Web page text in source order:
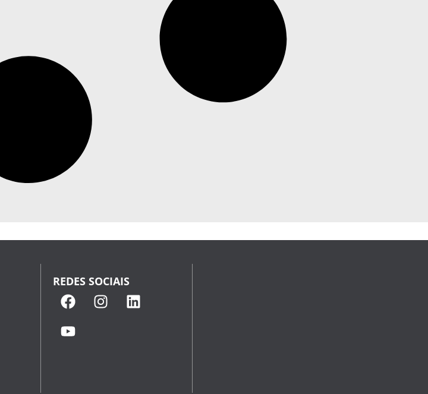
REDES SOCIAIS